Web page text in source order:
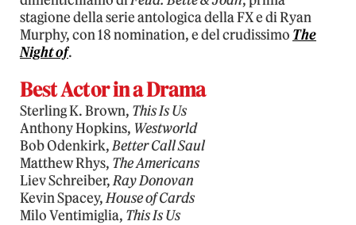
stagione della serie antologica della FX e di Ryan
Murphy, con 18 nomination, e del crudissimo The
Night of.
Best Actor in a Drama
Sterling K. Brown, This Is Us
Anthony Hopkins, Westworld
Bob Odenkirk,Better Call Saul
Matthew Rhys, The Americans
Liev Schreiber,Ray Donovan
Kevin Spacey,House of Cards
Milo Ventimiglia, This Is Us